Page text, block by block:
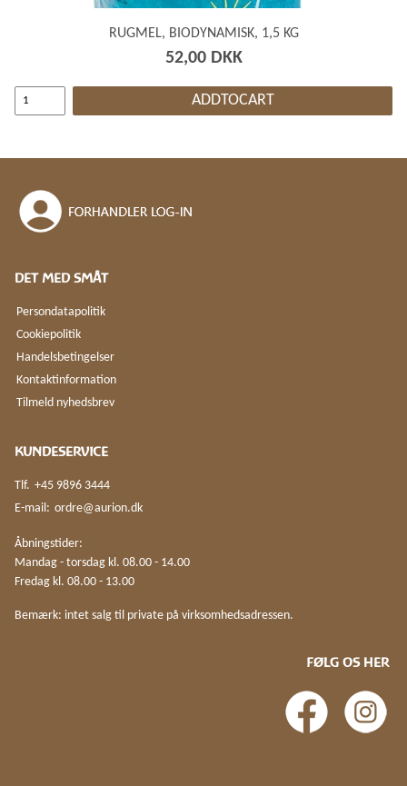
RUGMEL, BIODYNAMISK, 1,5 KG
52,00 DKK
ADDTOCART
DET MED SMÅT
Persondatapolitik
Cookiepolitik
Handelsbetingelser
Kontaktinformation
Tilmeld nyhedsbrev
KUNDESERVICE
Tlf. +45 9896 3444
E-mail: ordre@aurion.dk
Åbningstider:
Mandag - torsdag kl. 08.00 - 14.00
Fredag kl. 08.00 - 13.00
Bemærk: intet salg til private på virksomhedsadressen.
FØLG OS HER